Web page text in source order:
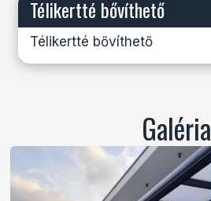
Télikertté bővíthető
Télikertté bővíthető
Galéria